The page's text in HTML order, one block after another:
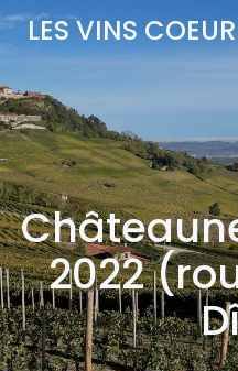
Aller
au
contenu
LES VINS COEUR
2022